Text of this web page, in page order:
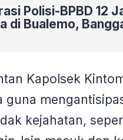
Polisi-BPBD 12
di Bualemo,
Kapolsek
guna
kejahatan,